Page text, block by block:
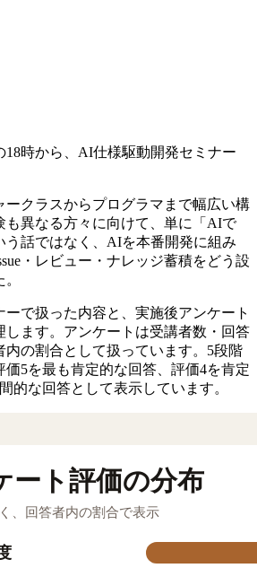
18時から、AI仕様駆動開発セミナー
ークラスからプログラマまで幅広い構
も異なる方々に向けて、単に「AIで
う話ではなく、AIを本番開発に組み
・レビュー・ナレッジ蓄積をどう設
ーで扱った内容と、実施後アンケート
します。アンケートは受講者数・回答
内の割合として扱っています。5段階
5を最も肯定的な回答、評価4を肯定
的な回答として表示しています。